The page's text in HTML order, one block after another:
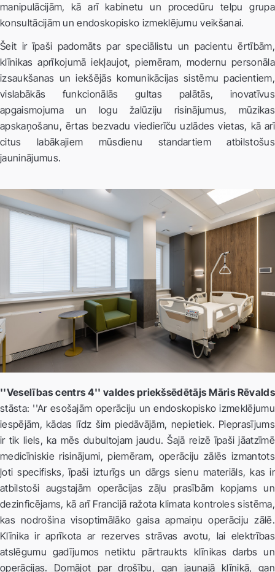
manipulācijām, kā arī kabinetu un procedūru telpu grupa
konsultācijām un endoskopisko izmeklējumu veikšanai.
Šeit ir īpaši padomāts par speciālistu un pacientu ērtībām,
klīnikas aprīkojumā iekļaujot, piemēram, modernu personāla
izsaukšanas un iekšējās komunikācijas sistēmu pacientiem,
vislabākās funkcionālās gultas palātās, inovatīvus
apgaismojuma un logu žalūziju risinājumus, mūzikas
apskaņošanu, ērtas bezvadu viedierīču uzlādes vietas, kā arī
citus labākajiem mūsdienu standartiem atbilstošus
jauninājumus.
''Veselības centrs 4'' valdes priekšsēdētājs Māris Rēvalds
stāsta: ''Ar esošajām operāciju un endoskopisko izmeklējumu
iespējām, kādas līdz šim piedāvājām, nepietiek. Pieprasījums
ir tik liels, ka mēs dubultojam jaudu. Šajā reizē īpaši jāatzīmē
medicīniskie risinājumi, piemēram, operāciju zālēs izmantots
ļoti specifisks, īpaši izturīgs un dārgs sienu materiāls, kas ir
atbilstoši augstajām operācijas zāļu prasībām kopjams un
dezinficējams, kā arī Francijā ražota klimata kontroles sistēma,
kas nodrošina visoptimālāko gaisa apmaiņu operāciju zālē.
Klīnika ir aprīkota ar rezerves strāvas avotu, lai elektrības
atslēgumu gadījumos netiktu pārtraukts klīnikas darbs un
operācijas. Domājot par drošību, gan jaunajā klīnikā, gan